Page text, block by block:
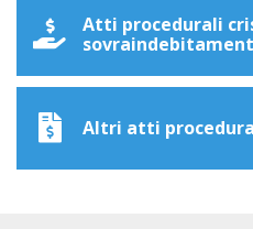
Atti procedurali
Altri atti